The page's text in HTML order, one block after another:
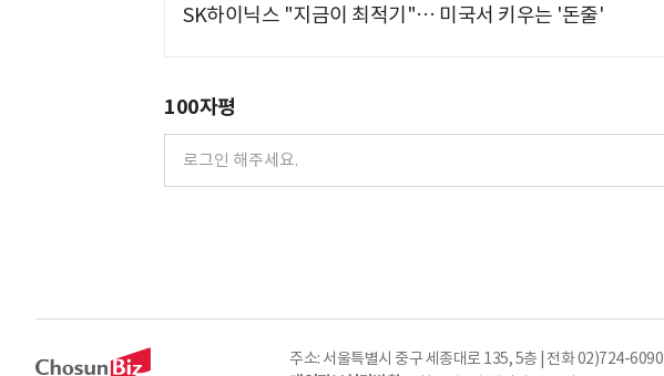
SK하이닉스 "지금이 최적기"… 미국서 키우는 '돈줄'
100자평
주소: 서울특별시 중구 세종대로 135, 5층 | 전화 02)724-6090